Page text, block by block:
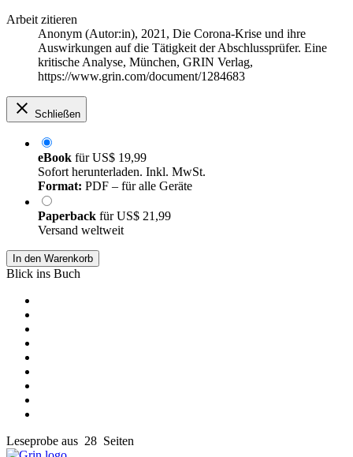
Arbeit zitieren
Anonym (Autor:in), 2021, Die Corona-Krise und ihre
Auswirkungen auf die Tätigkeit der Abschlussprüfer. Eine
kritische Analyse, München, GRIN Verlag,
https://www.grin.com/document/1284683
Schließen
eBook fürUS$ 19,99
Sofort herunterladen. Inkl. MwSt.
Format: PDF – für alle Geräte
Paperback fürUS$ 21,99
Versand weltweit
In den Warenkorb
Blick ins Buch
Leseprobe aus 28 Seiten